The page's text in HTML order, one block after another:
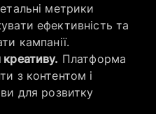
метрики
ефективність та
кампанії.
Платформа
з контентом і
для розвитку